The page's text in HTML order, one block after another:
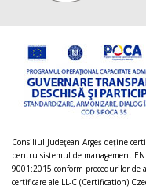
Consiliul Judeţean Argeș deţine
pentru sistemul de management
9001:2015 conform procedurilor de
certificare ale LL-C (Certification)